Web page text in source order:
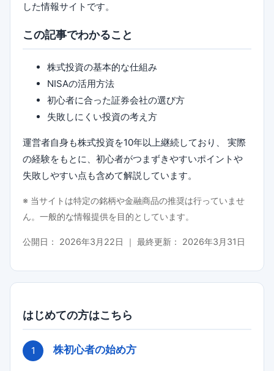
した情報サイトです。
この記事でわかること
株式投資の基本的な仕組み
NISAの活用方法
初心者に合った証券会社の選び方
失敗しにくい投資の考え方
運営者自身も株式投資を10年以上継続しており、 実際
の経験をもとに、初心者がつまずきやすいポイントや
失敗しやすい点も含めて解説しています。
※ 当サイトは特定の銘柄や金融商品の推奨は行っていませ
ん。一般的な情報提供を目的としています。
公開日： 2026年3月22日 ｜ 最終更新： 2026年3月31日
はじめての方はこちら
株初心者の始め方